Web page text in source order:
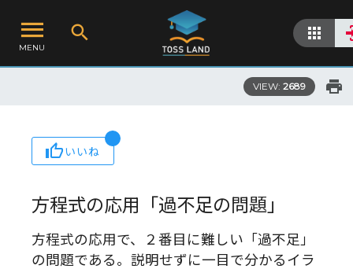
MENU
VIEW: 2689
いいね
方程式の応用「過不足の問題」
方程式の応用で、２番目に難しい「過不足」
の問題である。説明せずに一目で分かるイラ